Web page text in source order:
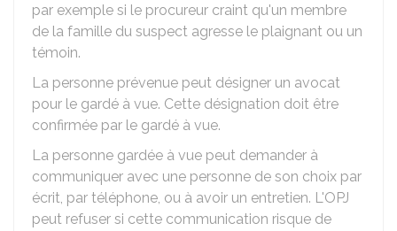
par exemple si le procureur craint qu'un membre
de la famille du suspect agresse le plaignant ou un
témoin.
La personne prévenue peut désigner un avocat
pour le gardé à vue. Cette désignation doit être
confirmée par le gardé à vue.
La personne gardée à vue peut demander à
communiquer avec une personne de son choix par
écrit, par téléphone, ou à avoir un entretien. L'OPJ
peut refuser si cette communication risque de